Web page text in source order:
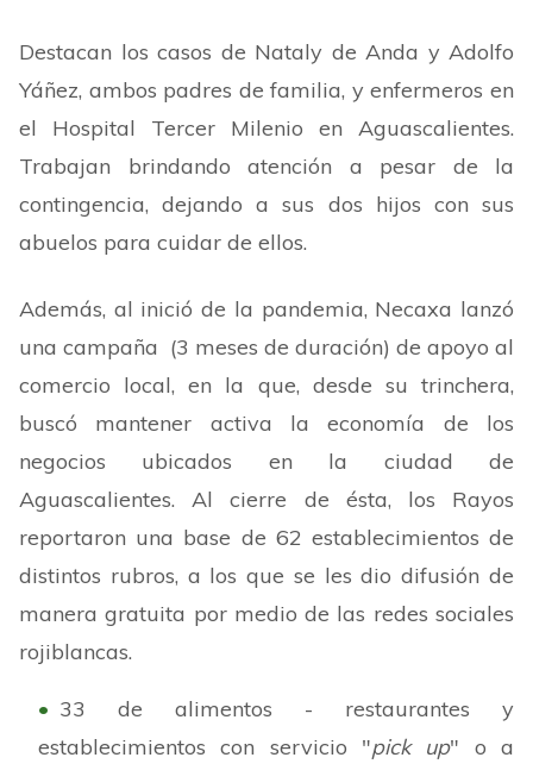
Destacan los casos de Nataly de Anda y Adolfo
Yáñez, ambos padres de familia, y enfermeros en
el Hospital Tercer Milenio en Aguascalientes.
Trabajan brindando atención a pesar de la
contingencia, dejando a sus dos hijos con sus
abuelos para cuidar de ellos.
Además, al inició de la pandemia, Necaxa lanzó
una campaña (3 meses de duración) de apoyo al
comercio local, en la que, desde su trinchera,
buscó mantener activa la economía de los
negocios ubicados en la ciudad de
Aguascalientes. Al cierre de ésta, los Rayos
reportaron una base de 62 establecimientos de
distintos rubros, a los que se les dio difusión de
manera gratuita por medio de las redes sociales
rojiblancas.
33 de alimentos - restaurantes y
establecimientos con servicio "pick up" o a